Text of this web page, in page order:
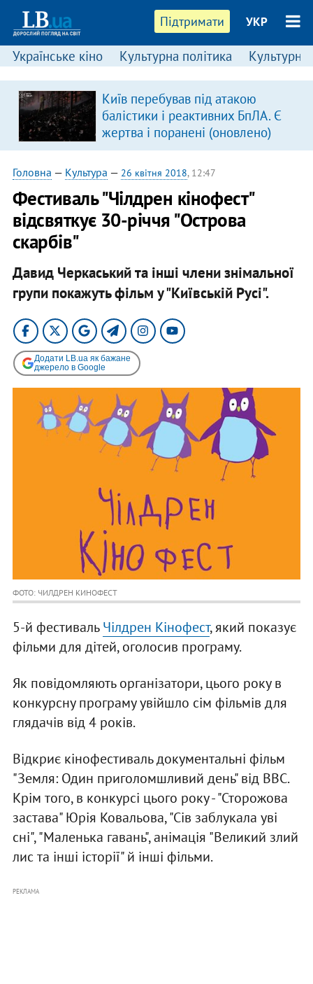
Підтримати УКР
Українське кіно Культурна політика Культурні
Київ перебував під атакою
балістики і реактивних БпЛА. Є
жертва і поранені (оновлено)
Головна — Культура — 26 квітня 2018, 12:47
Фестиваль "Чілдрен кінофест"
відсвяткує 30-річчя "Острова
скарбів"
Давид Черкаський та інші члени знімальної
групи покажуть фільм у "Київській Русі".
Додати LB.ua як бажане
джерело в Google
ФОТО: ЧИЛДРЕН КИНОФЕСТ
5-й фестивальЧілдрен Кінофест, який показує
фільми для дітей, оголосив програму.
Як повідомляють організатори, цього року в
конкурсну програму увійшло сім фільмів для
глядачів від 4 років.
Відкриє кінофестиваль документальні фільм
"Земля: Один приголомшливий день" від BBC.
Крім того, в конкурсі цього року - "Сторожова
застава" Юрія Ковальова, "Сів заблукала уві
сні", "Маленька гавань", анімація "Великий злий
лис та інші історії" й інші фільми.
РЕКЛАМА